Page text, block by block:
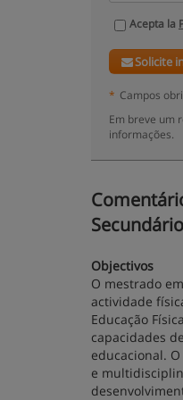
Acepta la
Solicite
* Campos
Em breve um
informações.
Objectivos
O mestrado
actividade
Educação
capacidades
educacional.
e